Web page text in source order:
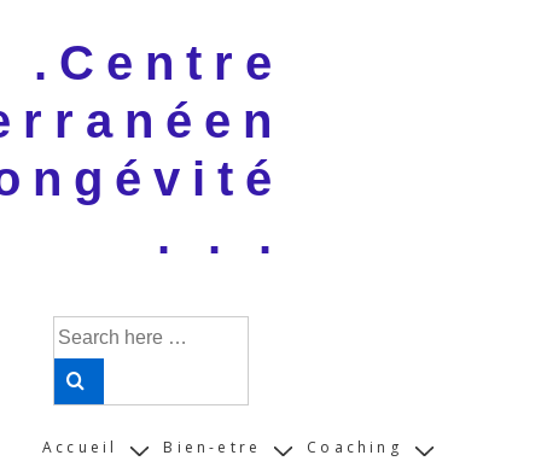
Main
.Centre
. . .
Search
for:
Main
Accueil Bien-etre Coaching